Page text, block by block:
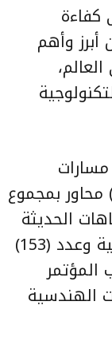
كفاءة
وأهم
المؤتمر على عدد (9) مسارات
ويشمل كل مسار على (4) محاور بمجموع
الحديثة
للبحوث العلمية والممارسات المهنية وعدد (153)
المؤتمر
الهندسية